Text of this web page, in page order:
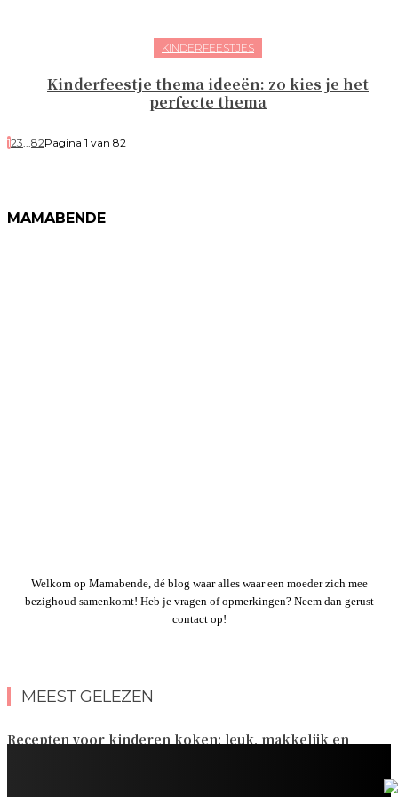
KINDERFEESTJES
Kinderfeestje thema ideeën: zo kies je het
perfecte thema
123...82Pagina 1 van 82
MAMABENDE
Welkom op Mamabende, dé blog waar alles waar een moeder zich mee
bezighoud samenkomt! Heb je vragen of opmerkingen? Neem dan gerust
contact op!
MEEST GELEZEN
Recepten voor kinderen koken: leuk, makkelijk en